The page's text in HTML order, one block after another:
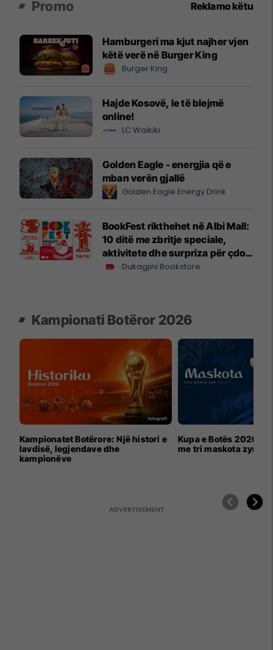
Promo Reklamo këtu
Hamburgeri ma kjut najher vjen
këtë verë në Burger King
Burger King
Hajde Kosovë, le të blejmë
online!
LC Waikiki
Golden Eagle - energjia që e
mban verën gjallë
Golden Eagle Energy Drink
BookFest rikthehet në Albi Mall:
10 ditë me zbritje speciale,
aktivitete dhe surpriza për çdo
lexuesDukagjini Bookstore
Kampionati Botëror 2026
Kampionatet Botërore: Një histori e
lavdisë, legjendave dhe
kampionëve
Kupa e Botës 2026
me tri maskota zyrtare